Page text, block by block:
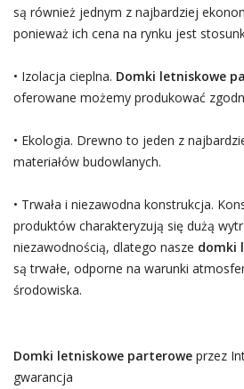
są również jednym z najbardziej
ponieważ ich cena na rynku jest
• Izolacja cieplna. Domki letniskowe
oferowane możemy produkować
• Ekologia. Drewno to jeden z
materiałów budowlanych.
• Trwała i niezawodna konstrukcja.
produktów charakteryzują się dużą
niezawodnością, dlatego nasze domki
są trwałe, odporne na warunki
środowiska.
Domki letniskowe parteroweprzez
gwarancja